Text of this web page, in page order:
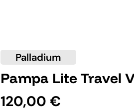
Palladium
Pampa Lite Travel
120,00 €